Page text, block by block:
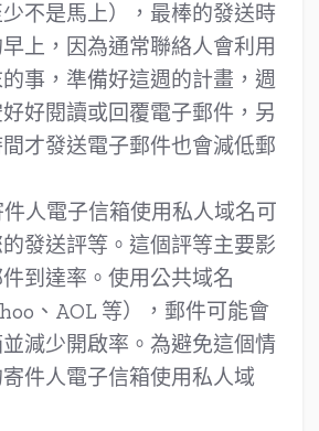
不是馬上），最棒的發送時
上，因為通常聯絡人會利用
事，準備好這週的計畫，週
好閱讀或回覆電子郵件，另
才發送電子郵件也會減低郵
件人電子信箱使用私人域名可
發送評等。這個評等主要影
到達率。使用公共域名
、AOL 等），郵件可能會
減少開啟率。為避免這個情
件人電子信箱使用私人域